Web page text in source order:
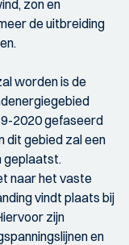
zon en
de uitbreiding
worden is de
2020 gefaseerd
dit gebied zal een
geplaatst.
naar het vaste
vindt plaats bij
zijn
en